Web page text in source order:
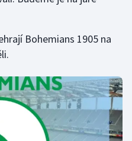
Bohemians 1905 na